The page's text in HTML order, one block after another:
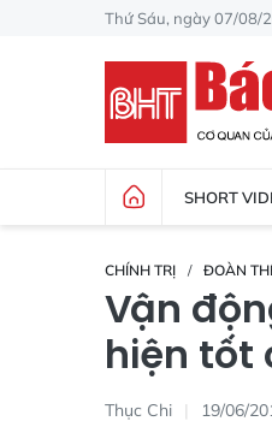
Thứ Sáu, ngày 07/08/
SHORT
CHÍNH TRỊ ĐOÀN
Vận
hiện tốt
Thục Chi 19/06/